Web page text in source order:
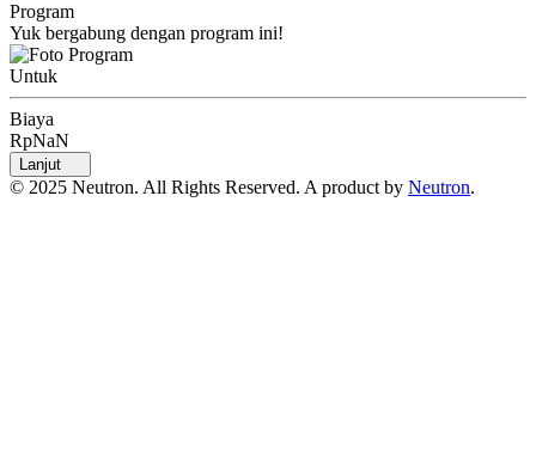
Program
Yuk bergabung dengan program ini!
Untuk
Biaya
RpNaN
Lanjut
© 2025 Neutron. All Rights Reserved. A product by Neutron.